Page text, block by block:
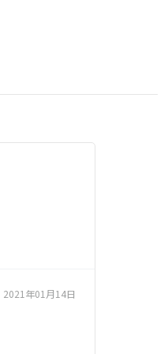
2021年01月14日